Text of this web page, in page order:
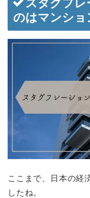
スタグフレ
のはマンショ
ここまで、日本の経
したね。